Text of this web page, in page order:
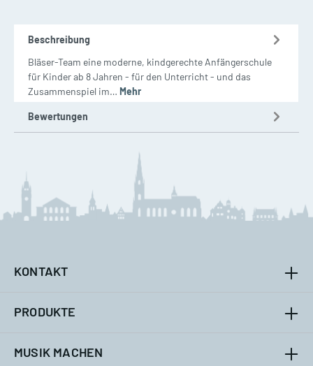
Beschreibung
Bläser-Team eine moderne, kindgerechte Anfängerschule
für Kinder ab 8 Jahren - für den Unterricht - und das
Zusammenspiel im… Mehr
Bewertungen
KONTAKT
PRODUKTE
MUSIK MACHEN